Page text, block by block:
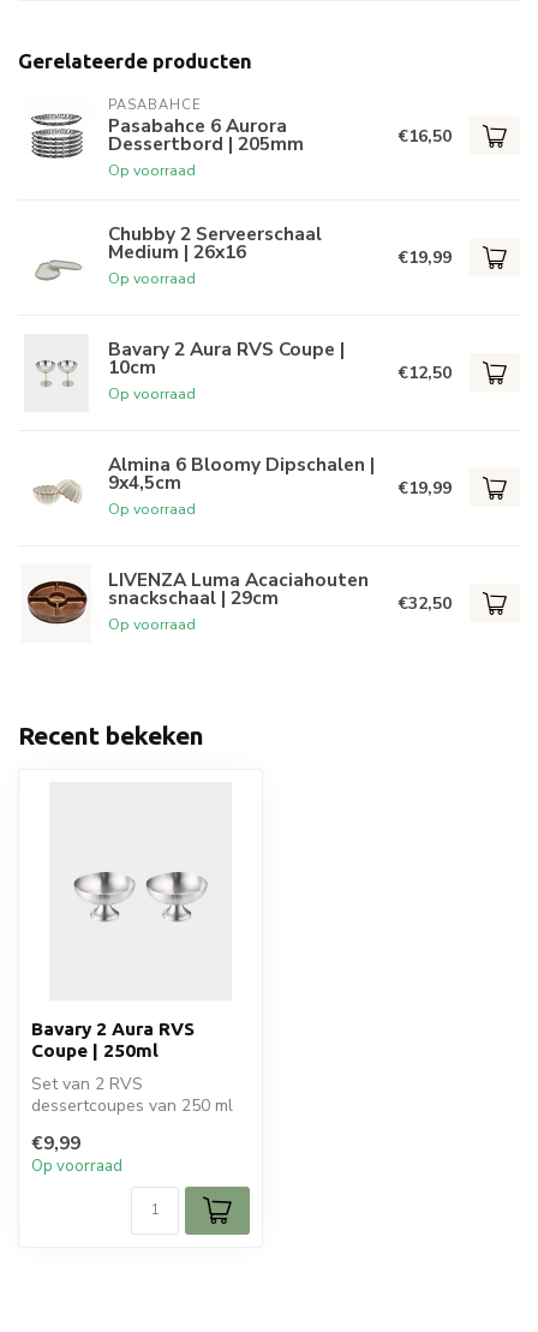
Gerelateerde producten
PASABAHCE
Pasabahce 6 Aurora
Dessertbord | 205mm
Op voorraad
€16,50
Chubby 2 Serveerschaal
Medium | 26x16
Op voorraad
€19,99
Bavary 2 Aura RVS Coupe |
10cm
Op voorraad
€12,50
Almina 6 Bloomy Dipschalen |
9x4,5cm
Op voorraad
€19,99
LIVENZA Luma Acaciahouten
snackschaal | 29cm
Op voorraad
€32,50
Recent bekeken
Bavary 2 Aura RVS
Coupe | 250ml
Set van 2 RVS
dessertcoupes van 250 ml
hoog). Modern e...
€9,99
Op voorraad